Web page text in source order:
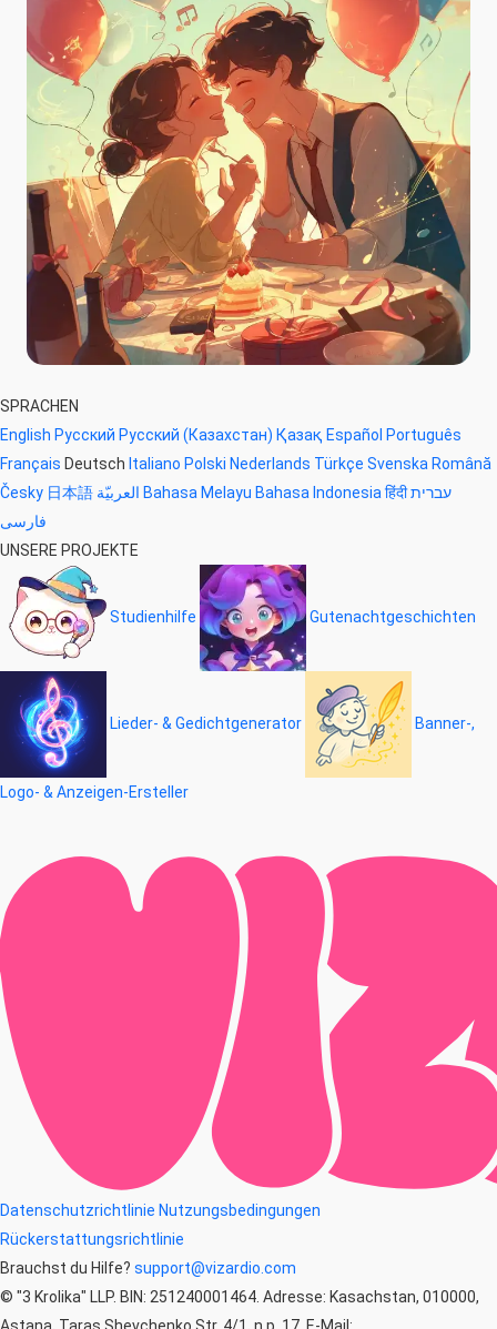
SPRACHEN
English Русский Русский (Казахстан) Қазақ Español Português
Français Deutsch Italiano Polski Nederlands Türkçe Svenska Română
Česky 日本語 Bahasa Melayu Bahasa Indonesia हिंदीעברית
فارسی
UNSERE PROJEKTE
Studienhilfe Gutenachtgeschichten
Lieder- & Gedichtgenerator Banner-,
Logo- & Anzeigen-Ersteller
Datenschutzrichtlinie Nutzungsbedingungen
Rückerstattungsrichtlinie
Brauchst du Hilfe? support@vizardio.com
© "3 Krolika" LLP. BIN: 251240001464. Adresse: Kasachstan, 010000,